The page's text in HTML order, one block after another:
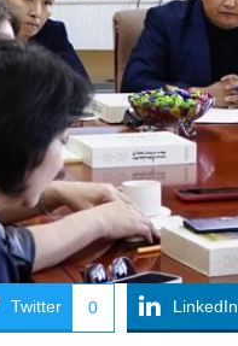
Twitter 0 LinkedIn